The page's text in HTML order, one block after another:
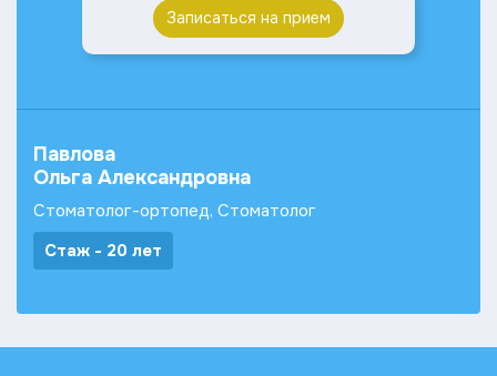
Записаться на прием
Павлова
Ольга Александровна
Стоматолог-ортопед, Стоматолог
Стаж - 20 лет